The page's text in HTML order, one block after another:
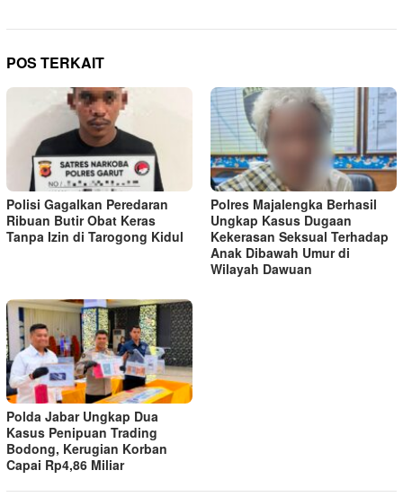
POS TERKAIT
Polisi Gagalkan Peredaran
Ribuan Butir Obat Keras
Tanpa Izin di Tarogong Kidul
Polres Majalengka Berhasil
Ungkap Kasus Dugaan
Kekerasan Seksual Terhadap
Anak Dibawah Umur di
Wilayah Dawuan
Polda Jabar Ungkap Dua
Kasus Penipuan Trading
Bodong, Kerugian Korban
Capai Rp4,86 Miliar